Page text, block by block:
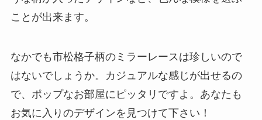
ことが出来ます。
なかでも市松格子柄のミラーレースは珍しいので
はないでしょうか。カジュアルな感じが出せるの
で、ポップなお部屋にピッタリですよ。あなたも
お気に入りのデザインを見つけて下さい！